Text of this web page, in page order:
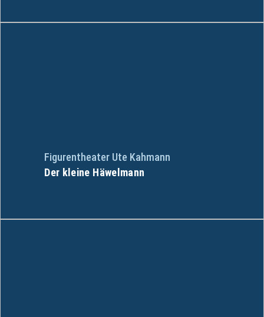
Figurentheater Ute Kahmann
Der kleine Häwelmann